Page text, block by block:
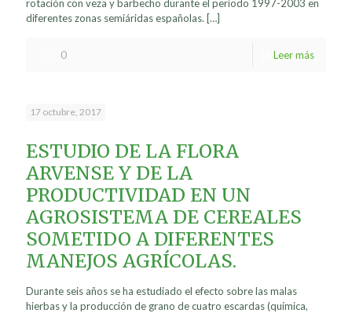
rotación con veza y barbecho durante el periodo 1997-2003 en
diferentes zonas semiáridas españolas. […]
0 Leer más
17 octubre, 2017
ESTUDIO DE LA FLORA
ARVENSE Y DE LA
PRODUCTIVIDAD EN UN
AGROSISTEMA DE CEREALES
SOMETIDO A DIFERENTES
MANEJOS AGRÍCOLAS.
Durante seis años se ha estudiado el efecto sobre las malas
hierbas y la producción de grano de cuatro escardas (química,